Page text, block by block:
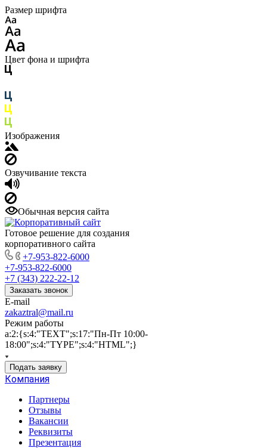
Размер шрифта
Цвет фона и шрифта
Изображения
Озвучивание текста
Обычная версия сайта
Готовое решение для создания
корпоративного сайта
+7-953-822-6000
+7-953-822-6000
+7 (343) 222-22-12
Заказать звонок
E-mail
zakaztral@mail.ru
Режим работы
a:2:{s:4:"TEXT";s:17:"Пн-Пт 10:00-
18:00";s:4:"TYPE";s:4:"HTML";}
Подать заявку
Компания
Партнеры
Отзывы
Вакансии
Реквизиты
Презентация